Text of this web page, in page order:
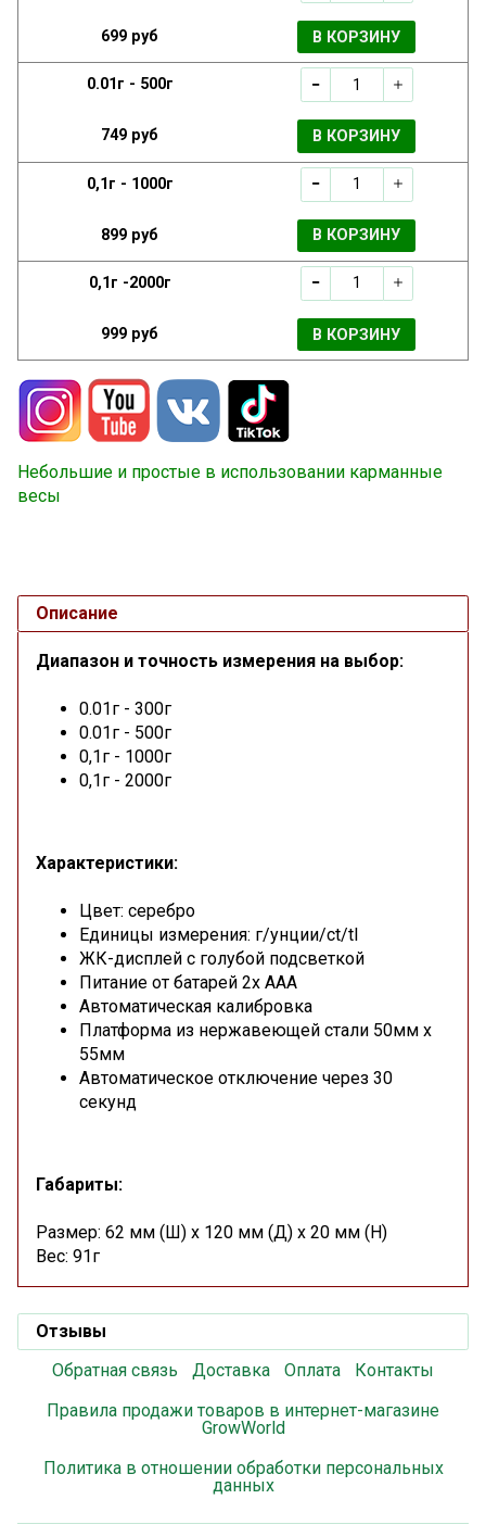
699 руб В КОРЗИНУ
0.01г - 500г
749 руб В КОРЗИНУ
0,1г - 1000г
899 руб В КОРЗИНУ
0,1г -2000г
999 руб В КОРЗИНУ
Небольшие и простые в использовании карманные
весы
Описание
Диапазон и точность измерения на выбор:
0.01г - 300г
0.01г - 500г
0,1г - 1000г
0,1г - 2000г
Характеристики:
Цвет: серебро
Единицы измерения: г/унции/ct/tl
ЖК-дисплей с голубой подсветкой
Питание от батарей 2x AAA
Автоматическая калибровка
Платформа из нержавеющей стали 50мм х
55мм
Автоматическое отключение через 30
секунд
Габариты:
Размер: 62 мм (Ш) х 120 мм (Д) х 20 мм (H)
Вес: 91г
Отзывы
Обратная связь
Доставка Оплата
Контакты
Правила продажи товаров в интернет-магазине
GrowWorld
Политика в отношении обработки персональных
данных